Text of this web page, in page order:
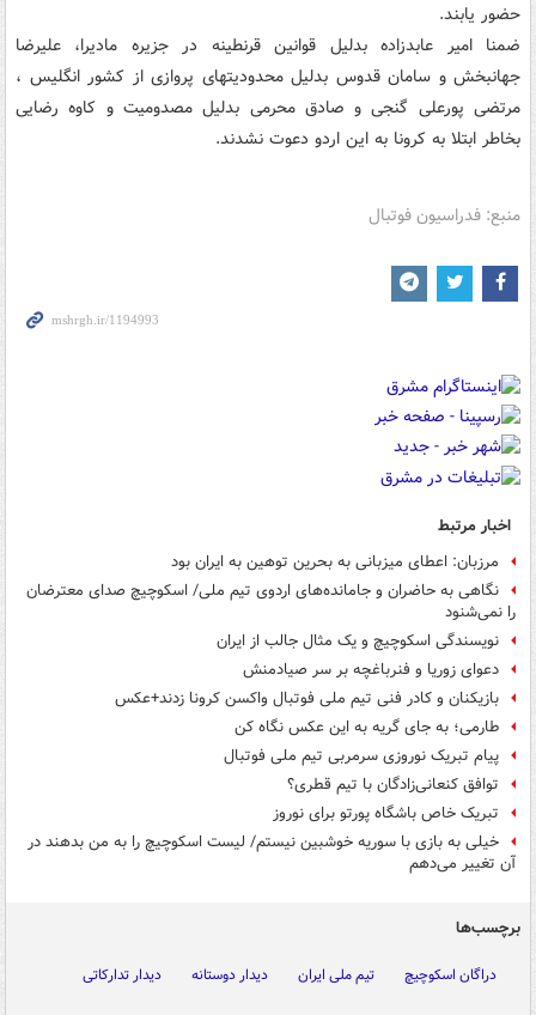
حضور یابند.
ضمنا امیر عابدزاده بدلیل قوانین قرنطینه در جزیره مادیرا، علیرضا
جهانبخش و سامان قدوس بدلیل محدودیتهای پروازی از کشور انگلیس ،
مرتضی پورعلی گنجی و صادق محرمی بدلیل مصدومیت و کاوه رضایی
بخاطر ابتلا به کرونا به این اردو دعوت نشدند.
منبع: فدراسیون فوتبال
اخبار مرتبط
مرزبان: اعطای میزبانی به بحرین توهین به ایران بود
نگاهی به حاضران و جامانده‌های اردوی تیم ملی/ اسکوچیچ صدای معترضان
را نمی‌شنود
نویسندگی اسکوچیچ و یک مثال جالب از ایران
دعوای زوریا و فنرباغچه بر سر صیادمنش
بازیکنان و کادر فنی تیم ملی فوتبال واکسن کرونا زدند+عکس
طارمی؛ به جای گریه به این عکس نگاه کن
پیام تبریک نوروزی سرمربی تیم ملی فوتبال
توافق کنعانی‌زادگان با تیم قطری؟
تبریک خاص باشگاه پورتو برای نوروز
خیلی به بازی با سوریه خوشبین نیستم/ لیست اسکوچیچ را به من بدهند در
آن تغییر می‌دهم
برچسب‌ها
دراگان اسکوچیچ تیم ملی ایران دیدار دوستانه دیدار تدارکاتی